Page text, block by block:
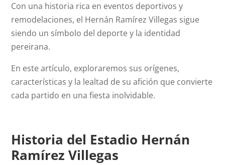
Con una historia rica en eventos deportivos y
remodelaciones, el Hernán Ramírez Villegas sigue
siendo un símbolo del deporte y la identidad
pereirana.
En este artículo, exploraremos sus orígenes,
características y la lealtad de su afición que convierte
cada partido en una fiesta inolvidable.
Historia del Estadio Hernán
Ramírez Villegas